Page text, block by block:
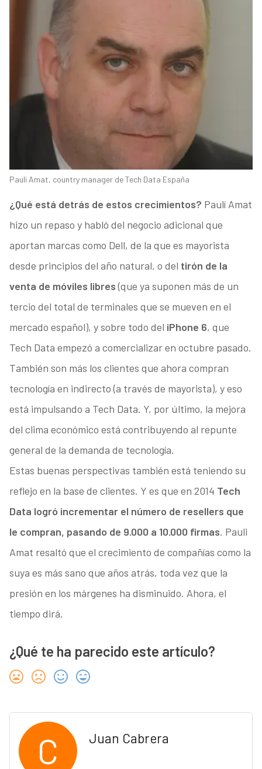
Pauli Amat, country manager de Tech Data España
¿Qué está detrás de estos crecimientos? Paulí Amat
hizo un repaso y habló del negocio adicional que
aportan marcas como Dell, de la que es mayorista
desde principios del año natural, o del tirón de la
venta de móviles libres(que ya suponen más de un
tercio del total de terminales que se mueven en el
mercado español), y sobre todo del iPhone 6, que
Tech Data empezó a comercializar en octubre pasado.
También son más los clientes que ahora compran
tecnología en indirecto (a través de mayorista), y eso
está impulsando a Tech Data. Y, por último, la mejora
del clima económico está contribuyendo al repunte
general de la demanda de tecnología.
Estas buenas perspectivas también está teniendo su
reflejo en la base de clientes. Y es que en 2014 Tech
Data logró incrementar el número de resellers que
le compran, pasando de 9.000 a 10.000 firmas. Pauli
Amat resaltó que el crecimiento de compañías como la
suya es más sano que años atrás, toda vez que la
presión en los márgenes ha disminuido. Ahora, el
tiempo dirá.
¿Qué te ha parecido este artículo?
C Juan Cabrera